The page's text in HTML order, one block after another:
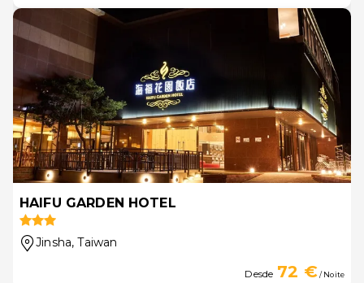
HAIFU GARDEN HOTEL
Jinsha, Taiwan
Desde 72 €/ Noite